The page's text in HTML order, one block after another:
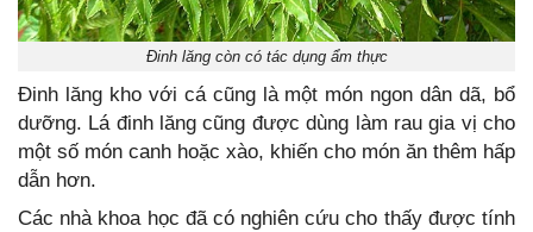
Đinh lăng còn có tác dụng ẩm thực
Đinh lăng kho với cá cũng là một món ngon dân dã, bổ
dưỡng. Lá đinh lăng cũng được dùng làm rau gia vị cho
một số món canh hoặc xào, khiến cho món ăn thêm hấp
dẫn hơn.
Các nhà khoa học đã có nghiên cứu cho thấy được tính